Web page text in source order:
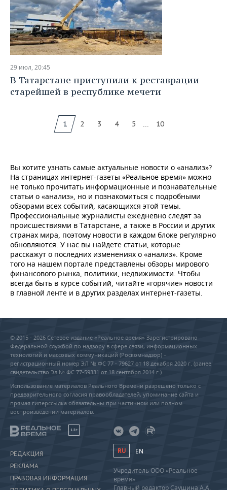
29 июл, 20:45
В Татарстане приступили к реставрации
старейшей в республике мечети
1 2 3 4 5 ... 10
Вы хотите узнать самые актуальные новости о «анализ»?
На страницах интернет-газеты «Реальное время» можно
не только прочитать информационные и познавательные
статьи о «анализ», но и познакомиться с подробными
обзорами всех событий, касающихся этой темы.
Профессиональные журналисты ежедневно следят за
происшествиями в Татарстане, а также в России и других
странах мира, поэтому новости в каждом блоке регулярно
обновляются. У нас вы найдете статьи, которые
расскажут о последних изменениях о «анализ». Кроме
того на нашем портале представлены обзоры мирового
финансового рынка, политики, недвижимости. Чтобы
всегда быть в курсе событий, читайте «горячие» новости
в главной ленте и в других разделах интернет-газеты.
© 2015 - 2026 Сетевое издание «Реальное время» Зарегистрировано
Федеральной службой по надзору в сфере связи, информационных
технологий и массовых коммуникаций (Роскомнадзор) –
регистрационный номер ЭЛ № ФС 77 - 79627 от 18 декабря 2020 г. (ранее
свидетельство Эл № ФС 77-59331 от 18 сентября 2014 г.)
Использование материалов Реального Времени разрешено только с
предварительного согласия правообладателей, упоминание сайта и
прямая гиперссылка обязательны при частичном или полном
воспроизведении материалов.
18+
РЕДАКЦИЯ
РЕКЛАМА
ПРАВОВАЯ ИНФОРМАЦИЯ
RU EN
Учредитель ООО «Реальное
время»
Главный редактор Саушина А.А.